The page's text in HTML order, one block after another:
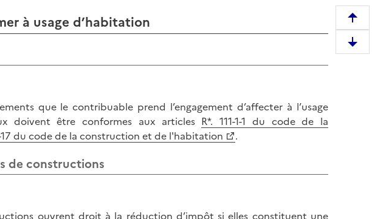
à usage d’habitation
que le contribuable prend l’engagement d’affecter à l’usage
doivent être conformes aux articles R*. 111-1-1 du code de la
17 du code de la construction et de l'habitation .
de constructions
e
m
D